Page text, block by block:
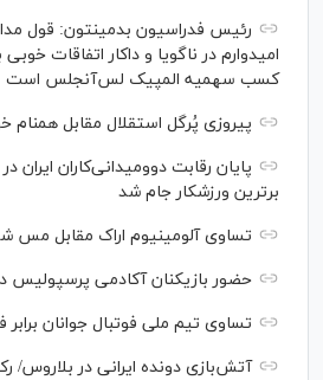
رئیس فدراسیون بدمینتون: قول
امیدوارم در ناگویا و داکار اتفاقات
کسب سهمیه المپیک لس‌آنجلس است
پیروزی پُرگل استقلال مقابل همنام
پایان رقابت دوومیدانی‌کاران ایران
برترین ورزشکار جام شد
تساوی آلومینیوم اراک مقابل مس
حضور بازیکنان آکادمی پرسپولیس
تساوی تیم ملی فوتبال جوانان